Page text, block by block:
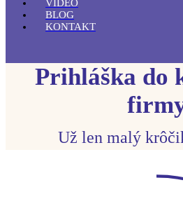
VIDEO
BLOG
KONTAKT
Prihláška do
Už len malý